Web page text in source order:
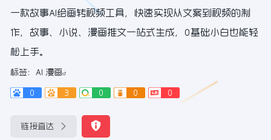
一款故事AI绘画转视频工具，快速实现从文案到视频的制
作，故事、小说、漫画推文一站式生成，0基础小白也能轻
松上手。
标签： AI 漫画
0 3 0 0 0
链接直达